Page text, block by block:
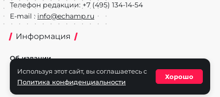
Телефон редакции: +7 (495) 134-14-54
E-mail : info@echamp.ru
Информация
Об издании
Реклама на портале
Политика конфиденциальности
Используя этот сайт, вы соглашаетесь с
Политика конфиденциальности
Хорошо